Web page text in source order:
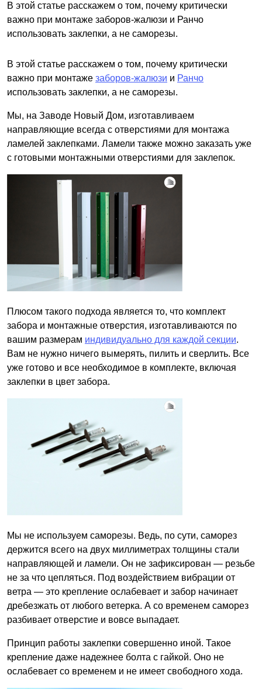
В этой статье расскажем о том, почему критически
важно при монтаже заборов-жалюзи и Ранчо
использовать заклепки, а не саморезы.
В этой статье расскажем о том, почему критически
важно при монтаже заборов-жалюзи и Ранчо
использовать заклепки, а не саморезы.
Мы, на Заводе Новый Дом, изготавливаем
направляющие всегда с отверстиями для монтажа
ламелей заклепками. Ламели также можно заказать уже
с готовыми монтажными отверстиями для заклепок.
Плюсом такого подхода является то, что комплект
забора и монтажные отверстия, изготавливаются по
вашим размерам индивидуально для каждой секции.
Вам не нужно ничего вымерять, пилить и сверлить. Все
уже готово и все необходимое в комплекте, включая
заклепки в цвет забора.
Мы не используем саморезы. Ведь, по сути, саморез
держится всего на двух миллиметрах толщины стали
направляющей и ламели. Он не зафиксирован — резьбе
не за что цепляться. Под воздействием вибрации от
ветра — это крепление ослабевает и забор начинает
дребезжать от любого ветерка. А со временем саморез
разбивает отверстие и вовсе выпадает.
Принцип работы заклепки совершенно иной. Такое
крепление даже надежнее болта с гайкой. Оно не
ослабевает со временем и не имеет свободного хода.